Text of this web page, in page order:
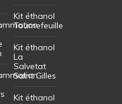
Kit éthanol
Tournefeuille
Kit éthanol
La
Salvetat
Saint Gilles
Kit éthanol